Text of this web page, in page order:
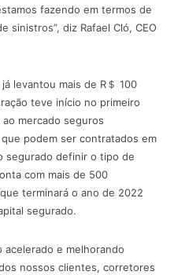
fazendo em termos de
sinistros”, diz Rafael Cló, CEO
levantou mais de R＄ 100
teve início no primeiro
mercado seguros
podem ser contratados em
segurado definir o tipo de
com mais de 500
terminará o ano de 2022
segurado.
acelerado e melhorando
nossos clientes, corretores